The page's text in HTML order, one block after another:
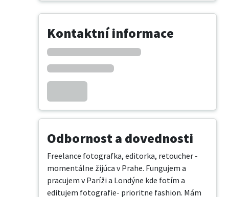
Kontaktní informace
Odbornost a dovednosti
Freelance fotografka, editorka, retoucher -
momentálne žijúca v Prahe. Fungujem a
pracujem v Paríži a Londýne kde fotím a
editujem fotografie- prioritne fashion. Mám